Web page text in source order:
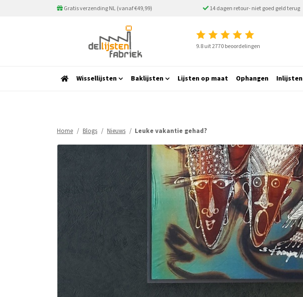
Gratis verzending NL (vanaf €49,99) 14 dagen retour- niet goed geld terug
9.8 uit 2770 beoordelingen
Wissellijsten Baklijsten Lijsten op maat Ophangen Inlijsten
Home Blogs Nieuws Leuke vakantie gehad?